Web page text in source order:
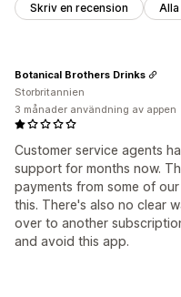
Skriv en recension
Customer service agents
support for months now.
payments from some of
this. There's also no clear
over to another
and avoid this app.
Botanical Brothers Drinks
Storbritannien
3 månader användning av appen